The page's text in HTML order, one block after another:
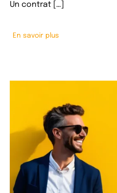
Un contrat […]
En savoir plus